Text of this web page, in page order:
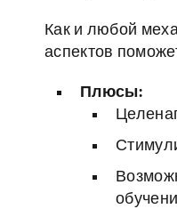
Как и любой
аспектов
Плюсы: